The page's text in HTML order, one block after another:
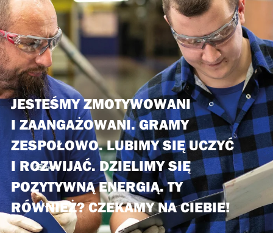
JESTEŚMY ZMOTYWOWANI
I ZAANGAŻOWANI.GRAMY
ZESPOŁOWO.LUBIMY SIĘ UCZYĆ
I ROZWIJAĆ.DZIELIMY SIĘ
POZYTYWNĄ ENERGIĄ. TY
RÓWNIEŻ? CZEKAMY NA CIEBIE!